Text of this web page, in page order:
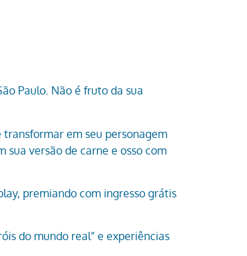
Paulo. Não é fruto da sua
em seu personagem
sua versão de carne e osso com
premiando com ingresso grátis
do mundo real” e experiências